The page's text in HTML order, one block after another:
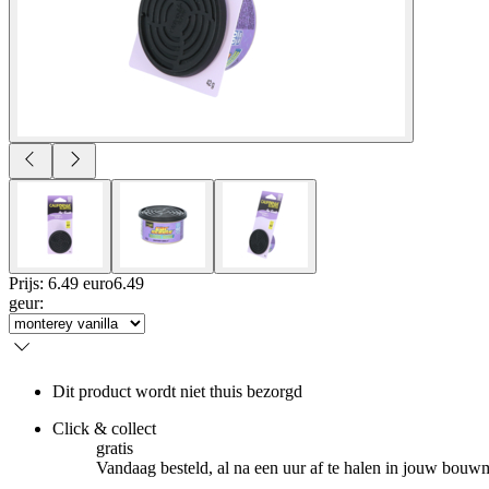
Prijs: 6.49 euro6.49
geur:
Dit product wordt niet thuis bezorgd
Click & collect
gratis
Vandaag besteld, al na een uur af te halen in jouw